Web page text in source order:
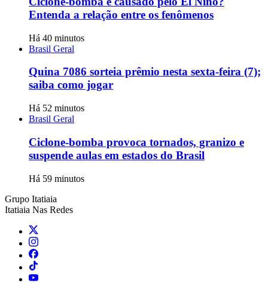
Entenda a relação entre os fenômenos
Há 40 minutos
Brasil Geral
Quina 7086 sorteia prêmio nesta sexta-feira (7);
saiba como jogar
Há 52 minutos
Brasil Geral
Ciclone-bomba provoca tornados, granizo e
suspende aulas em estados do Brasil
Há 59 minutos
Grupo Itatiaia
Itatiaia Nas Redes